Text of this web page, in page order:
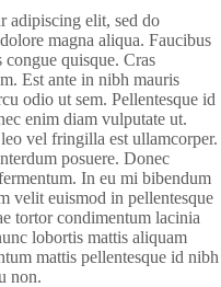
adipiscing elit, sed do
magna aliqua. Faucibus
congue quisque. Cras
Est ante in nibh mauris
odio ut sem. Pellentesque id
enim diam vulputate ut.
vel fringilla est ullamcorper.
posuere. Donec
In eu mi bibendum
velit euismod in pellentesque
tortor condimentum lacinia
lobortis mattis aliquam
mattis pellentesque id nibh
non.